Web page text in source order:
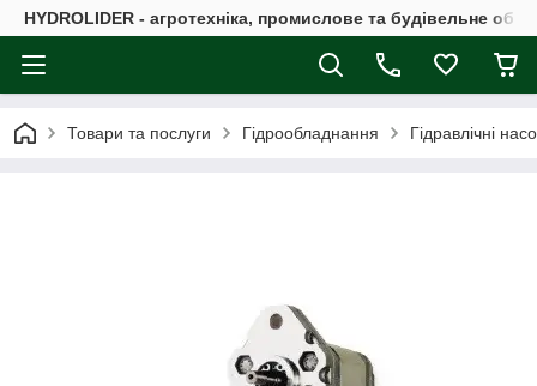
HYDROLIDER - агротехніка, промислове та будівельне
Товари та послуги Гідрообладнання Гідравлічні